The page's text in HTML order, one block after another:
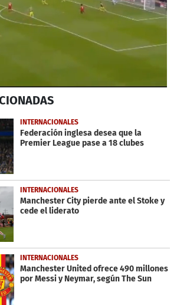
INTERNACIONALES
Federación inglesa desea que la
Premier League pase a 18 clubes
INTERNACIONALES
Manchester City pierde ante el Stoke y
cede el liderato
INTERNACIONALES
Manchester United ofrece 490 millones
por Messi y Neymar, según The Sun